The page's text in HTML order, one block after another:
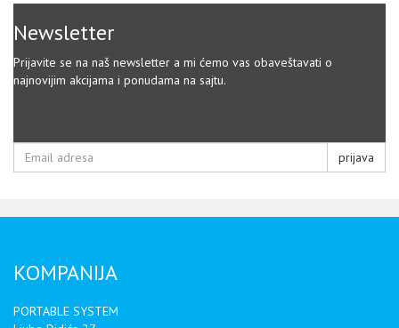
Newsletter
Prijavite se na naš newsletter a mi ćemo vas obaveštavati o
najnovijim akcijama i ponudama na sajtu.
prijava
KOMPANIJA
PORTABLE SYSTEM